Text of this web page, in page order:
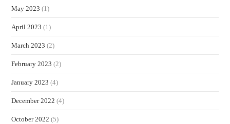
May 2023 (1)
April 2023 (1)
March 2023 (2)
February 2023 (2)
January 2023 (4)
December 2022 (4)
October 2022 (5)